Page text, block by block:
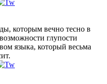
которым вечно тесно в
глупости
языка, который весьма